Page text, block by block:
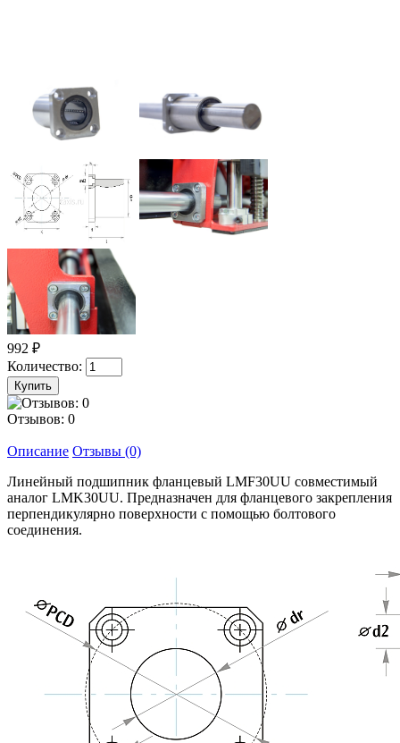
992 ₽
Количество:
Отзывов: 0
Описание Отзывы (0)
Линейный подшипник фланцевый LMF30UU совместимый
аналог LMK30UU. Предназначен для фланцевого закрепления
перпендикулярно поверхности с помощью болтового
соединения.